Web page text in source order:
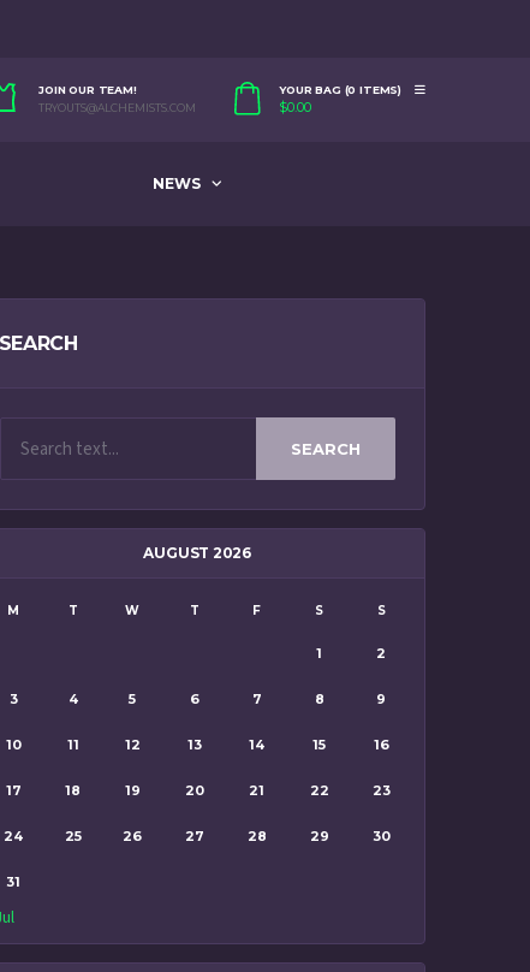
JOIN OUR TEAM!
TRYOUTS@ALCHEMISTS.COM
YOUR BAG (0 ITEMS)
$0.00
NEWS
SEARCH
SEARCH
AUGUST 2026
M T W T F S S
1 2
3 4 5 6 7 8 9
10 11 12 13 14 15 16
17 18 19 20 21 22 23
24 25 26 27 28 29 30
31